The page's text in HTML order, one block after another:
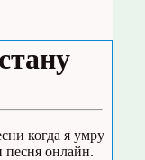
когда я умру
песня онлайн.